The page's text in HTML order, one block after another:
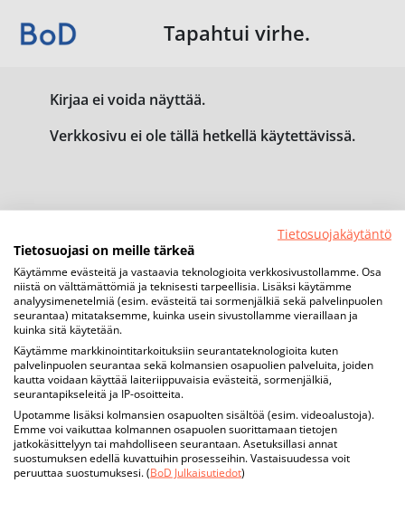
Tapahtui virhe.
Kirjaa ei voida näyttää.
Verkkosivu ei ole tällä hetkellä käytettävissä.
Tietosuojakäytäntö
Tietosuojasi on meille tärkeä
Käytämme evästeitä ja vastaavia teknologioita verkkosivustollamme. Osa
niistä on välttämättömiä ja teknisesti tarpeellisia. Lisäksi käytämme
analyysimenetelmiä (esim. evästeitä tai sormenjälkiä sekä palvelinpuolen
seurantaa) mitataksemme, kuinka usein sivustollamme vieraillaan ja
kuinka sitä käytetään.
Käytämme markkinointitarkoituksiin seurantateknologioita kuten
palvelinpuolen seurantaa sekä kolmansien osapuolien palveluita, joiden
kautta voidaan käyttää laiteriippuvaisia evästeitä, sormenjälkiä,
seurantapikseleitä ja IP-osoitteita.
Upotamme lisäksi kolmansien osapuolten sisältöä (esim. videoalustoja).
Emme voi vaikuttaa kolmannen osapuolen suorittamaan tietojen
jatkokäsittelyyn tai mahdolliseen seurantaan. Asetuksillasi annat
suostumuksen edellä kuvattuihin prosesseihin. Vastaisuudessa voit
peruuttaa suostumuksesi. (BoD Julkaisutiedot)